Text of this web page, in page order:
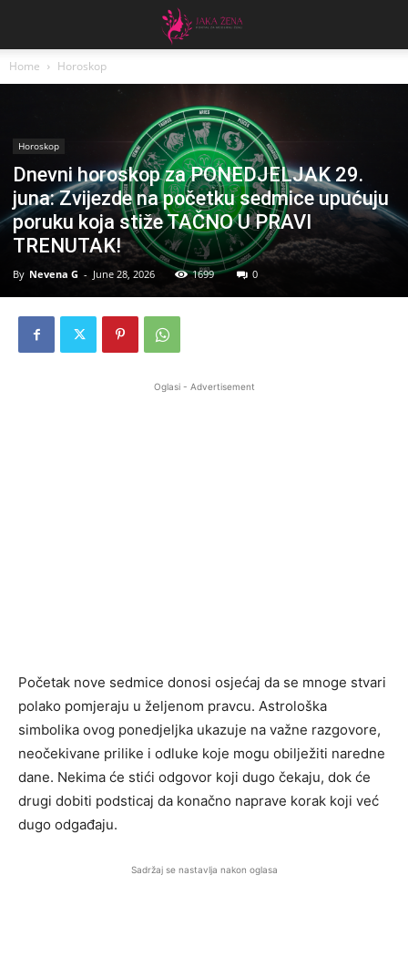
Home Horoskop
Horoskop
Dnevni horoskop za PONEDJELJAK 29.
juna: Zvijezde na početku sedmice upućuju
poruku koja stiže TAČNO U PRAVI
TRENUTAK!
By Nevena G - June 28, 2026 1699 0
Oglasi - Advertisement
Početak nove sedmice donosi osjećaj da se mnoge stvari
polako pomjeraju u željenom pravcu. Astrološka
simbolika ovog ponedjeljka ukazuje na važne razgovore,
neočekivane prilike i odluke koje mogu obilježiti naredne
dane. Nekima će stići odgovor koji dugo čekaju, dok će
drugi dobiti podsticaj da konačno naprave korak koji već
dugo odgađaju.
Sadržaj se nastavlja nakon oglasa